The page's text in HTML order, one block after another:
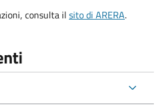
consulta il sito di ARERA.